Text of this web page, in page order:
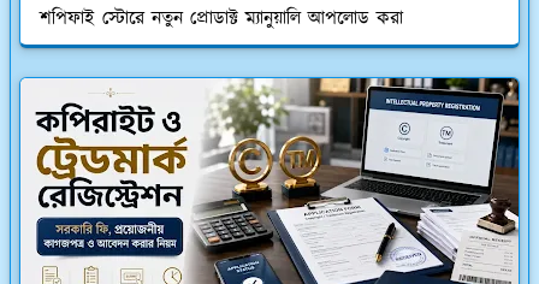
শপিফাই স্টোরে নতুন প্রোডাক্ট ম্যানুয়ালি আপলোড করা